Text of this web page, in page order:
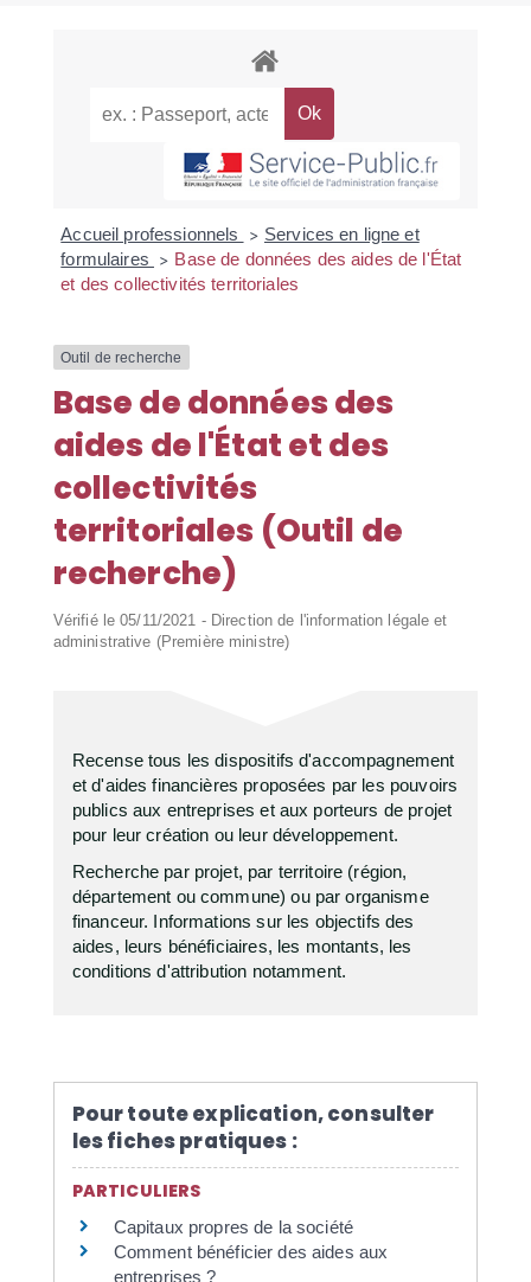
Accueil professionnels > Services en ligne et
formulaires
> Base de données des aides de l'État
et des collectivités territoriales
Outil de recherche
Base de données des
aides de l'État et des
collectivités
territoriales (Outil de
recherche)
Vérifié le 05/11/2021 - Direction de l'information légale et
administrative (Première ministre)
Recense tous les dispositifs d'accompagnement
et d'aides financières proposées par les pouvoirs
publics aux entreprises et aux porteurs de projet
pour leur création ou leur développement.
Recherche par projet, par territoire (région,
département ou commune) ou par organisme
financeur. Informations sur les objectifs des
aides, leurs bénéficiaires, les montants, les
conditions d'attribution notamment.
Pour toute explication, consulter
les fiches pratiques :
PARTICULIERS
Capitaux propres de la société
Comment bénéficier des aides aux
entreprises ?